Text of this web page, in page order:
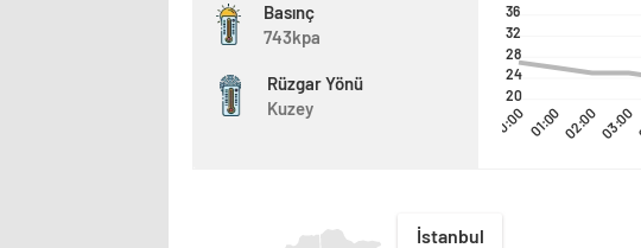
Basınç
743kpa
Rüzgar Yönü
Kuzey
00:0001:0002:0003:00
36
32
28
24
20
İstanbul